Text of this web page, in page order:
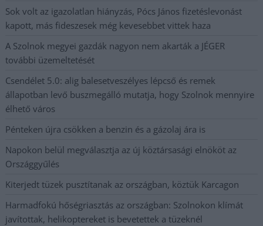
Sok volt az igazolatlan hiányzás, Pócs János fizetéslevonást
kapott, más fideszesek még kevesebbet vittek haza
A Szolnok megyei gazdák nagyon nem akarták a JÉGER
további üzemeltetését
Csendélet 5.0: alig balesetveszélyes lépcső és remek
állapotban levő buszmegálló mutatja, hogy Szolnok mennyire
élhető város
Pénteken újra csökken a benzin és a gázolaj ára is
Napokon belül megválasztja az új köztársasági elnököt az
Országgyűlés
Kiterjedt tüzek pusztítanak az országban, köztük Karcagon
Harmadfokú hőségriasztás az országban: Szolnokon klímát
javítottak, helikoptereket is bevetettek a tüzeknél